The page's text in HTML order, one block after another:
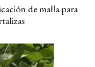
de malla para